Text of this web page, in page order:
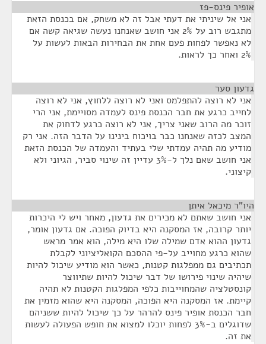
אופיר פינס-פז
אני אל שיניתי את דעתי אבל זה לא משחק, אם בכנסת הזאת
מתגבש רוב על 2% אני חושב שאנחנו נעשה שגיאה קשה אם
לא נאפשר לפחות פעם אחת את הבחירות הבאות לעשות על
2% ואחר כך לראות.
גדעון סער
אני לא רוצה להתפלמס ואני לא רוצה ללחוץ, אני לא רוצה
לחייב כרגע את חבר הכנסת פינס לעמדה מסויימת, אני הרי
זוכר מה הרוב שאני צריך, אני לא רוצה כרגע לדחוק את
המצב לכזה שאנחנו כבר בויכוח בינינו על הדבר הזה. אני רק
מודיע מה תהיה עמדתי שלי בעתיד והעמדה של הכנסת הזאת
אני חושב שאם נלך ל-3% עדיין זה שינוי סביר, הגיוני ולא
קיצוני.
היו"ר מיכאל איתן
אני חושב שאתם לא מכירים את גדעון, מאחר ויש לי היכרות
יותר קרובה, אז המסקנה היא בדיוק הפוכה. אם גדעון אומר,
גדעון ההוא אדם שמילה שלו היא מילה, הוא אמר מראש
שהוא כרגע מחוייב על-פי ההסכם הקואליציוני לקבלת
תכתיבים גם ממפלגות קטנות, כאשר הוא מודיע שיכול להיות
שיהיה שינוי פירושו של דבר שיכול להיות שתיווצר
קונסטלציה שהמחוייבות כלפי המפלגות הקטנות לא תהיה
קיימת. אז המסקנה היא הפוכה, המסקנה היא שהוא מזמין את
חבר הכנסת אופיר פינס להרהר על כך שיכול להיות ששניהם
שדוגלים ב-3% לפחות יוכלו למצוא את חופש הפעולה לעשות
את זה.